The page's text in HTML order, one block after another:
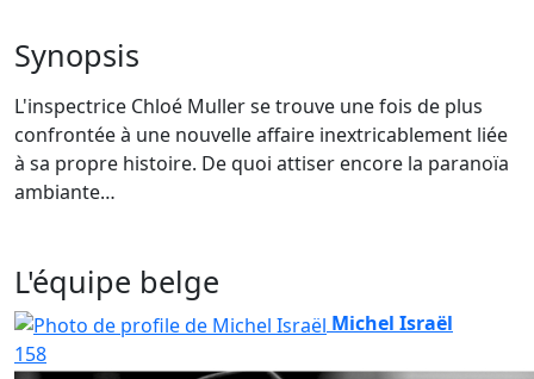
Synopsis
L'inspectrice Chloé Muller se trouve une fois de plus
confrontée à une nouvelle affaire inextricablement liée
à sa propre histoire. De quoi attiser encore la paranoïa
ambiante…
L'équipe belge
Michel Israël
158